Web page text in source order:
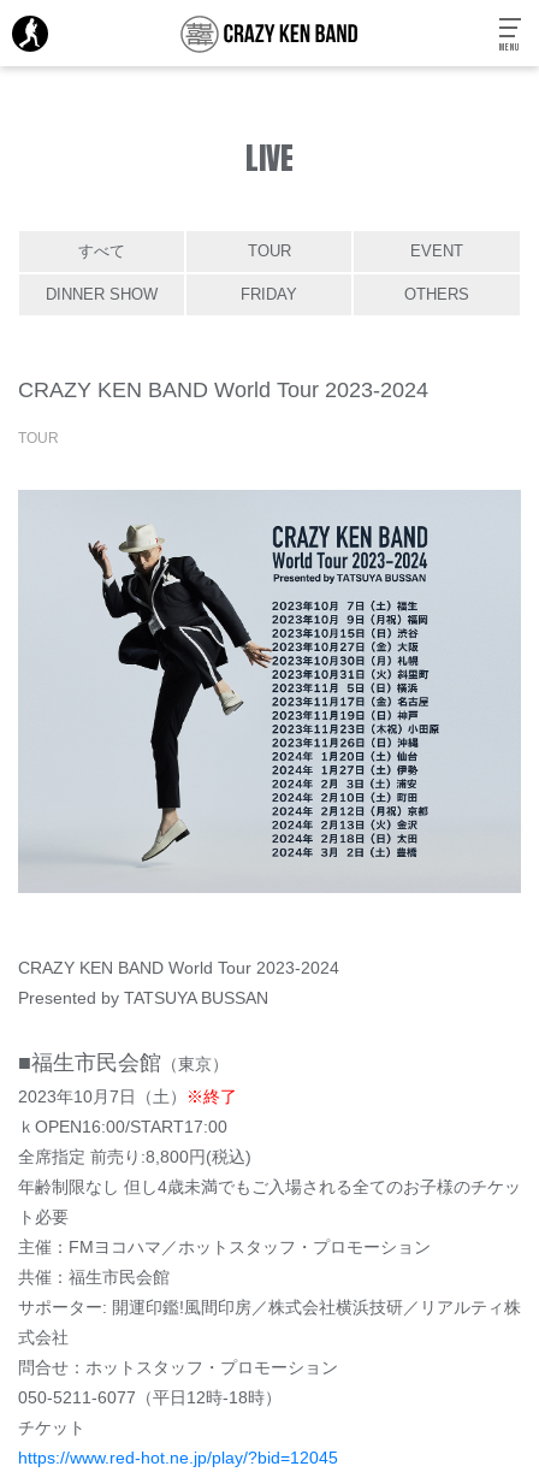
MENU
LIVE
すべて TOUR EVENT
DINNER SHOW FRIDAY OTHERS
CRAZY KEN BAND World Tour 2023-2024
TOUR
CRAZY KEN BAND World Tour 2023-2024
Presented by TATSUYA BUSSAN
■福生市民会館 （東京）
2023年10月7日（土）
※終了
ｋOPEN16:00/START17:00
全席指定 前売り:8,800円(税込)
年齢制限なし 但し4歳未満でもご入場される全てのお子様のチケッ
ト必要
主催：FMヨコハマ／ホットスタッフ・プロモーション
共催：福生市民会館
サポーター: 開運印鑑!風間印房／株式会社横浜技研／リアルティ株
式会社
問合せ：ホットスタッフ・プロモーション
050-5211-6077（平日12時-18時）
チケット
https://www.red-hot.ne.jp/play/?bid=12045